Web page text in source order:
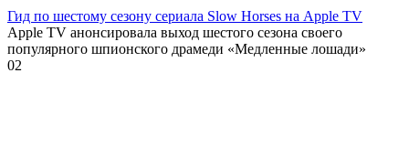
Гид по шестому сезону сериала Slow Horses на Apple TV
Apple TV анонсировала выход шестого сезона своего
популярного шпионского драмеди «Медленные лошади»
02